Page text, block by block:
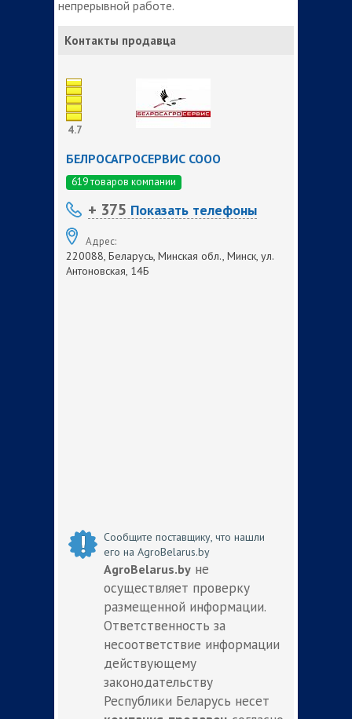
непрерывной работе.
Контакты продавца
4.7
БЕЛРОСАГРОСЕРВИС СООО
619 товаров компании
+ 375 Показать телефоны
Адрес:
220088, Беларусь, Минская обл., Минск, ул.
Антоновская, 14Б
Сообщите поставщику, что нашли
его на AgroBelarus.by
AgroBelarus.by не
осуществляет проверку
размещенной информации.
Ответственность за
несоответствие информации
действующему
законодательству
Республики Беларусь несет